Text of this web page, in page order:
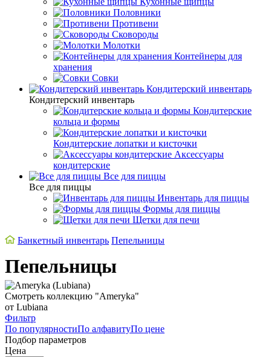
Половники
Противени
Сковороды
Молотки
Контейнеры для
хранения
Совки
Кондитерский инвентарь
Кондитерский инвентарь
Кондитерские
кольца и формы
Кондитерские лопатки и кисточки
Аксессуары
кондитерские
Все для пиццы
Все для пиццы
Инвентарь для пиццы
Формы для пиццы
Щетки для печи
Банкетный инвентарь Пепельницы
Пепельницы
Смотреть коллекцию "Ameryka"
от Lubiana
Фильтр
По популярностиПо алфавитуПо цене
Подбор параметров
Цена